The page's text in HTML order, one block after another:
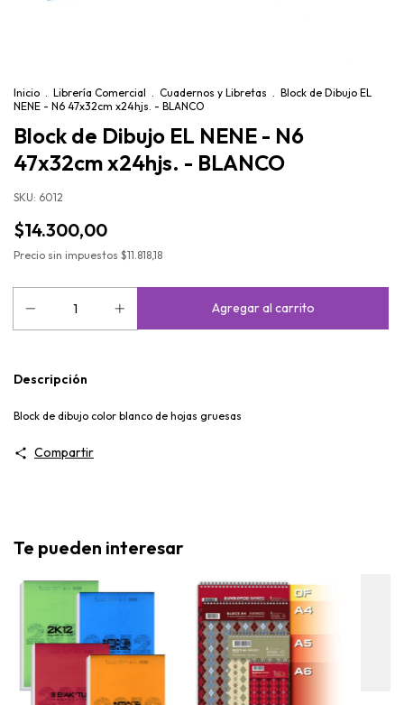
Inicio . Librería Comercial . Cuadernos y Libretas . Block de Dibujo EL
NENE - N6 47x32cm x24hjs. - BLANCO
Block de Dibujo EL NENE - N6
47x32cm x24hjs. - BLANCO
SKU: 6012
$14.300,00
Precio sin impuestos $11.818,18
Descripción
Block de dibujo color blanco de hojas gruesas
Compartir
Te pueden interesar